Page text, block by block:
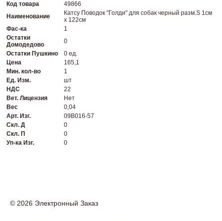
Код товара
49866
Наименование
Катсу Поводок "Голди" для собак черный разм.S 1см
х 122см
Фас-ка
1
Остатки
Домодедово
0
Остатки Пушкино
0 ед.
Цена
165,1
Мин. кол-во
1
Ед. Изм.
шт
НДС
22
Вет. Лицензия
Нет
Вес
0,04
Арт. Изг.
09B016-57
Скл. Д
0
Скл. П
0
Уп-ка Изг.
0
© 2026 Электронный Заказ